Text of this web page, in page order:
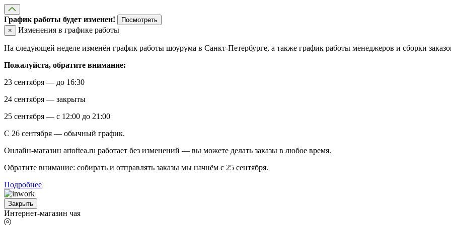
График работы будет изменен!
Посмотреть
×
Изменения в графике работы
На следующей неделе изменён график работы шоурума в Санкт-Петербурге, а также график работы менеджеров и сборки
Пожалуйста, обратите внимание:
23 сентября — до 16:30
24 сентября — закрыты
25 сентября — с 12:00 до 21:00
С 26 сентября — обычный график.
Онлайн-магазин artoftea.ru работает без изменений — вы можете делать заказы в любое время.
Обратите внимание: собирать и отправлять заказы мы начнём с 25 сентября.
Подробнее
Закрыть
Интернет-магазин чая